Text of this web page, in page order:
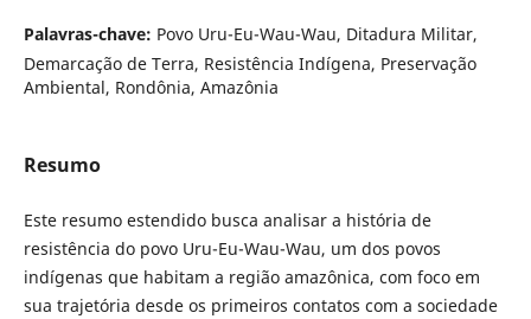
Palavras-chave: Povo Uru-Eu-Wau-Wau, Ditadura Militar,
Demarcação de Terra, Resistência Indígena, Preservação
Ambiental, Rondônia, Amazônia
Resumo
Este resumo estendido busca analisar a história de
resistência do povo Uru-Eu-Wau-Wau, um dos povos
indígenas que habitam a região amazônica, com foco em
sua trajetória desde os primeiros contatos com a sociedade